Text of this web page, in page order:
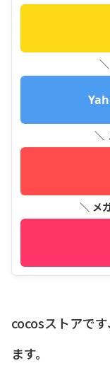
＼
＼ メ
cocosストアで
ます。